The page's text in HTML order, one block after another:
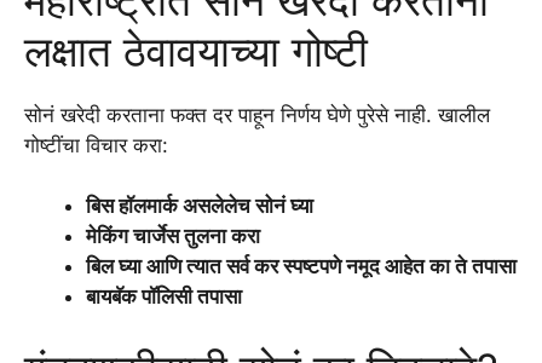
लक्षात ठेवावयाच्या गोष्टी
सोनं खरेदी करताना फक्त दर पाहून निर्णय घेणे पुरेसे नाही. खालील
गोष्टींचा विचार करा:
बिस हॉलमार्क असलेलेच सोनं घ्या
मेकिंग चार्जेस तुलना करा
बिल घ्या आणि त्यात सर्व कर स्पष्टपणे नमूद आहेत का ते तपासा
बायबॅक पॉलिसी तपासा